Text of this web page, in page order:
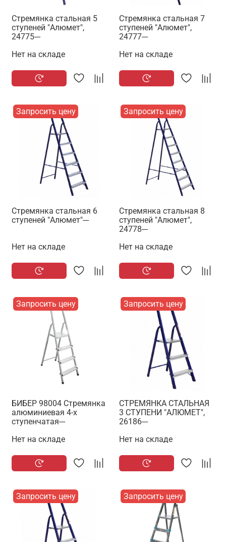
Стремянка стальная 5
ступеней "Алюмет",
24775---
Нет на складе
Стремянка стальная 7
ступеней "Алюмет",
24777---
Нет на складе
Запросить цену
Стремянка стальная 6
ступеней "Алюмет"---
Нет на складе
Запросить цену
Стремянка стальная 8
ступеней "Алюмет",
24778---
Нет на складе
Запросить цену
БИБЕР 98004 Стремянка
алюминиевая 4-х
ступенчатая---
Нет на складе
Запросить цену
СТРЕМЯНКА СТАЛЬНАЯ
3 СТУПЕНИ "АЛЮМЕТ",
26186---
Нет на складе
Запросить цену Запросить цену